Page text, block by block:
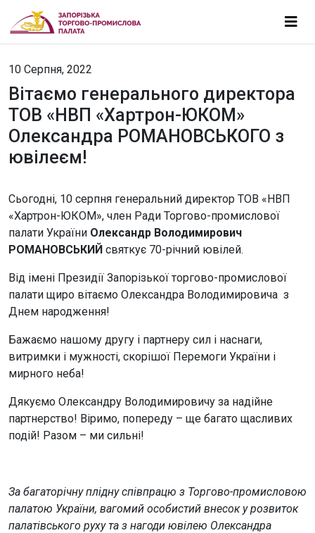
10 Серпня, 2022
Вітаємо генерального директора
ТОВ «НВП «Хартрон-ЮКОМ»
Олександра РОМАНОВСЬКОГО з
ювілеєм!
Сьогодні, 10 серпня генеральний директор ТОВ «НВП
«Хартрон-ЮКОМ», член Ради Торгово-промислової
палати України Олександр Володимирович
РОМАНОВСЬКИЙ святкує 70-річний ювілей.
Від імені Президії Запорізької торгово-промислової
палати щиро вітаємо Олександра Володимировича з
Днем народження!
Бажаємо нашому другу і партнеру сил і наснаги,
витримки і мужності, скорішої Перемоги України і
мирного неба!
Дякуємо Олександру Володимировичу за надійне
партнерство! Віримо, попереду – ще багато щасливих
подій! Разом – ми сильні!
За багаторічну плідну співпрацю з Торгово-промисловою
палатою України, вагомий особистий внесок у розвиток
палатівського руху та з нагоди ювілею Олександра